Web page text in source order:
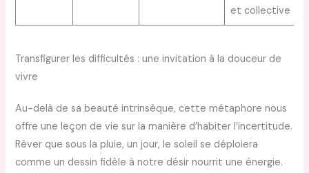
et collective
Transfigurer les difficultés : une invitation à la douceur de
vivre
Au-delà de sa beauté intrinsèque, cette métaphore nous
offre une leçon de vie sur la manière d’habiter l’incertitude.
Rêver que sous la pluie, un jour, le soleil se déploiera
comme un dessin fidèle à notre désir nourrit une énergie.